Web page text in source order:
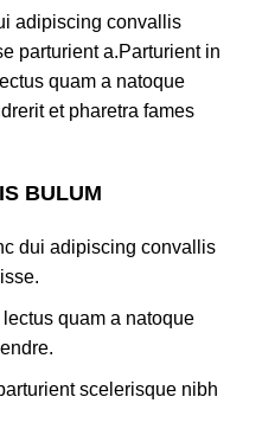
adipiscing convallis
parturient a.Parturient in
quam a natoque
et pharetra fames
BULUM
dui adipiscing convallis
quam a natoque
scelerisque nibh